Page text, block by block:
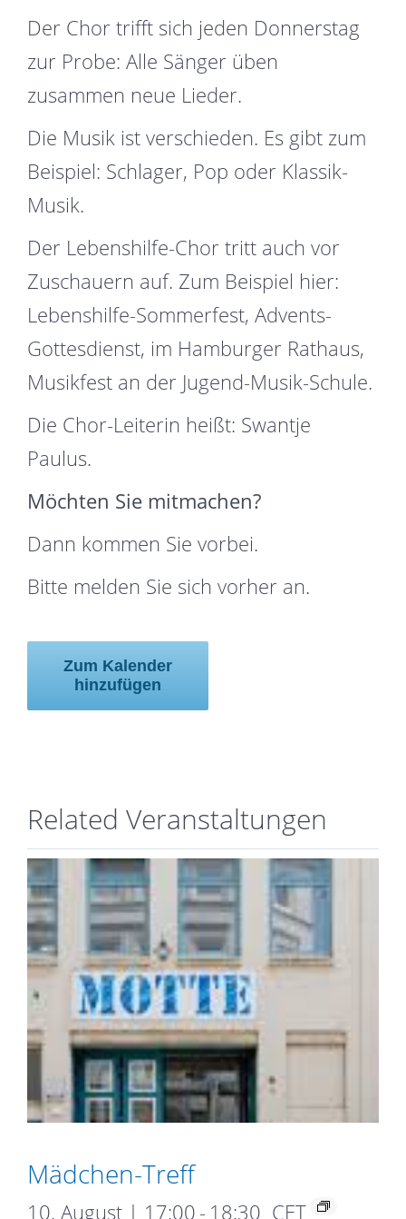
Der Chor trifft sich jeden Donnerstag
zur Probe: Alle Sänger üben
zusammen neue Lieder.
Die Musik ist verschieden. Es gibt zum
Beispiel: Schlager, Pop oder Klassik-
Musik.
Der Lebenshilfe-Chor tritt auch vor
Zuschauern auf. Zum Beispiel hier:
Lebenshilfe-Sommerfest, Advents-
Gottesdienst, im Hamburger Rathaus,
Musikfest an der Jugend-Musik-Schule.
Die Chor-Leiterin heißt: Swantje
Paulus.
Möchten Sie mitmachen?
Dann kommen Sie vorbei.
Bitte melden Sie sich vorher an.
Zum Kalender
hinzufügen
Related Veranstaltungen
Mädchen-Treff
10. August | 17:00 - 18:30 CET